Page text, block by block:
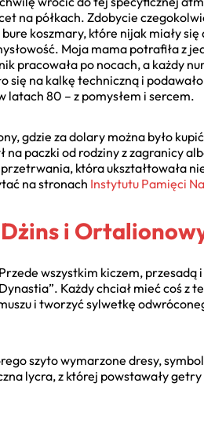
na półkach. Zdobycie
koszmary, które nijak miały
Moja mama potrafiła z
pracowała po nocach, a każdy
się na kalkę techniczną i
latach 80 – z pomysłem i sercem.
gdzie za dolary można było
na paczki od rodziny z zagranicy
przetrwania, która ukształtowała
na stronach Instytutu Pamięci
i
wszystkim kiczem, przesadą
Każdy chciał mieć coś z
i tworzyć sylwetkę
szyto wymarzone dresy,
lycra, z której powstawały